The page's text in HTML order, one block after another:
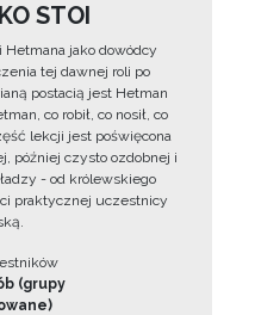
STOI
jako dowódcy
tej dawnej roli po
postacią jest Hetman
co robił, co nosił, co
lekcji jest poświęcona
później czysto ozdobnej i
- od królewskiego
praktycznej uczestnicy
(grupy